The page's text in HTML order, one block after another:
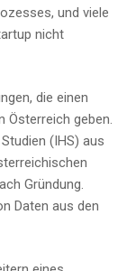
und viele
nicht
die einen
Österreich geben.
(IHS) aus
Gründung.
Daten aus den